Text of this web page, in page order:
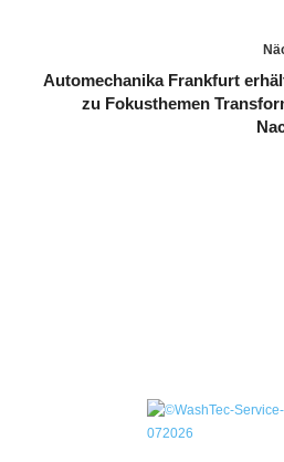
Automechanika Frankfurt
zu Fokusthemen